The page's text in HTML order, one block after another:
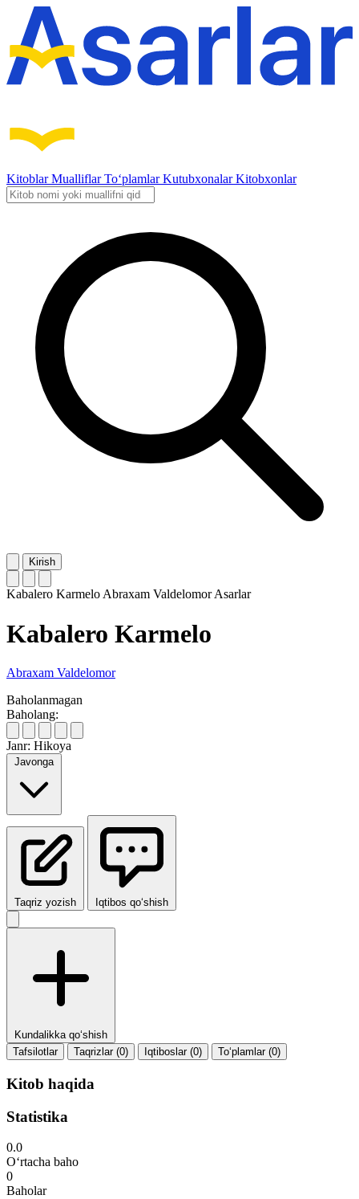
KitoblarMualliflarTo‘plamlarKutubxonalarKitobxonlar
Kirish
Kabalero KarmeloAbraxam ValdelomorAsarlar
Kabalero Karmelo
Abraxam Valdelomor
Baholanmagan
Baholang:
Janr: Hikoya
Javonga
Taqriz yozish Iqtibos qo‘shish
Kundalikka qo‘shish
Tafsilotlar
Taqrizlar (0) Iqtiboslar (0) To‘plamlar (0)
Kitob haqida
Statistika
0.0
O‘rtacha baho
0
Baholar